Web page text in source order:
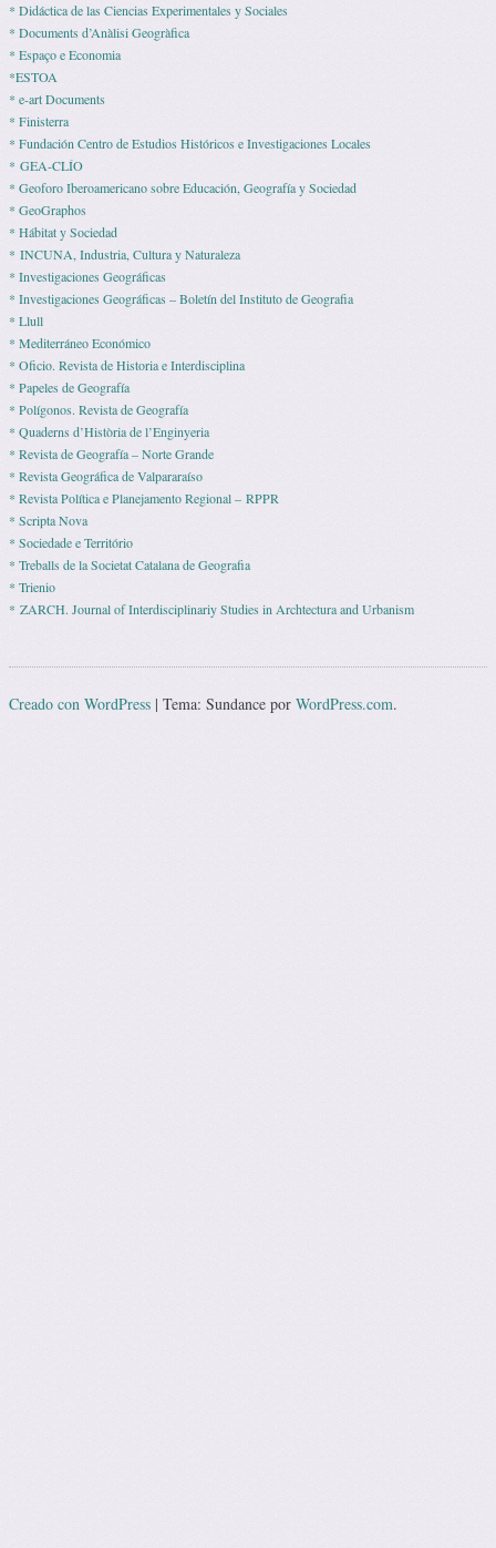
* Didáctica de las Ciencias Experimentales y Sociales
* Documents d’Anàlisi Geogràfica
* Espaço e Economia
*ESTOA
* e-art Documents
* Finisterra
* Fundación Centro de Estudios Históricos e Investigaciones Locales
* GEA-CLÍO
* Geoforo Iberoamericano sobre Educación, Geografía y Sociedad
* GeoGraphos
* Hábitat y Sociedad
* INCUNA, Industria, Cultura y Naturaleza
* Investigaciones Geográficas
* Investigaciones Geográficas – Boletín del Instituto de Geografia
* Llull
* Mediterráneo Económico
* Ofi­cio. Revista de His­to­ria e Interdisciplina
* Pape­les de Geografía
* Polígonos. Revista de Geografía
* Quaderns d’Història de l’Enginyeria
* Revista de Geografía – Norte Grande
* Revista Geográfica de Valpararaíso
* Revista Polí­tica e Pla­ne­ja­mento Regio­nal – RPPR
* Scripta Nova
* Sociedade e Território
* Treballs de la Societat Catalana de Geografia
* Trienio
* ZARCH. Journal of Interdisciplinariy Studies in Archtectura and Urbanism
Creado con WordPress | Tema: Sundance por WordPress.com.